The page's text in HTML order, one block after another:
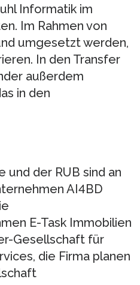
Informatik im
Im Rahmen von
umgesetzt werden,
In den Transfer
außerdem
in den
der RUB sind an
AI4BD
E-Task Immobilien
Gesellschaft für
die Firma planen